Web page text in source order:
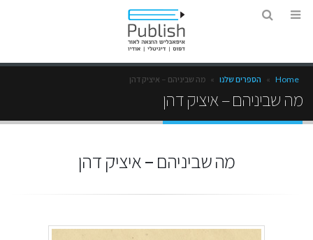
Home
» הספרים שלנו » מה שביניהם – איציק דהן
מה שביניהם – איציק דהן
מה שביניהם – איציק דהן